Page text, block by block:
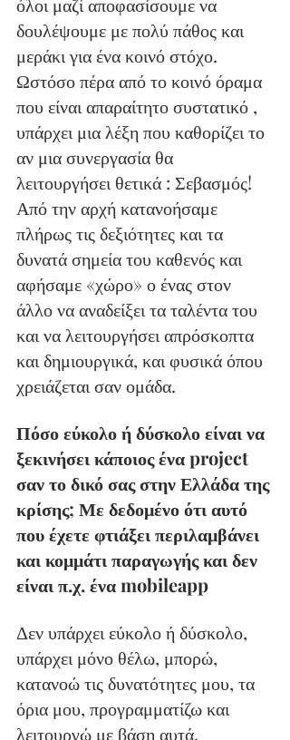
δουλέψουμε με πολύ πάθος και
μεράκι για ένα κοινό στόχο.
Ωστόσο πέρα από το κοινό όραμα
που είναι απαραίτητο συστατικό ,
υπάρχει μια λέξη που καθορίζει το
αν μια συνεργασία θα
λειτουργήσει θετικά : Σεβασμός!
Από την αρχή κατανοήσαμε
πλήρως τις δεξιότητες και τα
δυνατά σημεία του καθενός και
αφήσαμε «χώρο» ο ένας στον
άλλο να αναδείξει τα ταλέντα του
και να λειτουργήσει απρόσκοπτα
και δημιουργικά, και φυσικά όπου
χρειάζεται σαν ομάδα.
Πόσο εύκολο ή δύσκολο είναι να
ξεκινήσει κάποιος ένα project
σαν το δικό σας στην Ελλάδα της
κρίσης; Με δεδομένο ότι αυτό
που έχετε φτιάξει περιλαμβάνει
και κομμάτι παραγωγής και δεν
είναι π.χ. ένα mobileapp
Δεν υπάρχει εύκολο ή δύσκολο,
υπάρχει μόνο θέλω, μπορώ,
κατανοώ τις δυνατότητες μου, τα
όρια μου, προγραμματίζω και
λειτουργώ με βάση αυτά.